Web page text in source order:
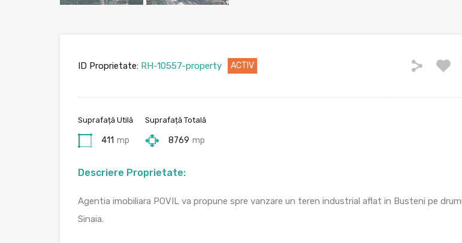
ID Proprietate: RH-10557-property ACTIV
Suprafață Utilă
411 mp
Suprafață Totală
8769 mp
Descriere Proprietate:
Agentia imobiliara POVIL va propune spre vanzare un teren industrial aflat in Busteni pe
Sinaia.